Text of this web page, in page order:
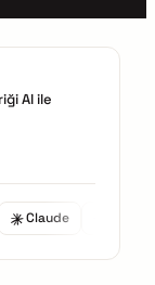
AI ile
Claude